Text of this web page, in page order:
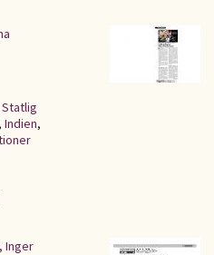
Statlig
, Indien,
Inger